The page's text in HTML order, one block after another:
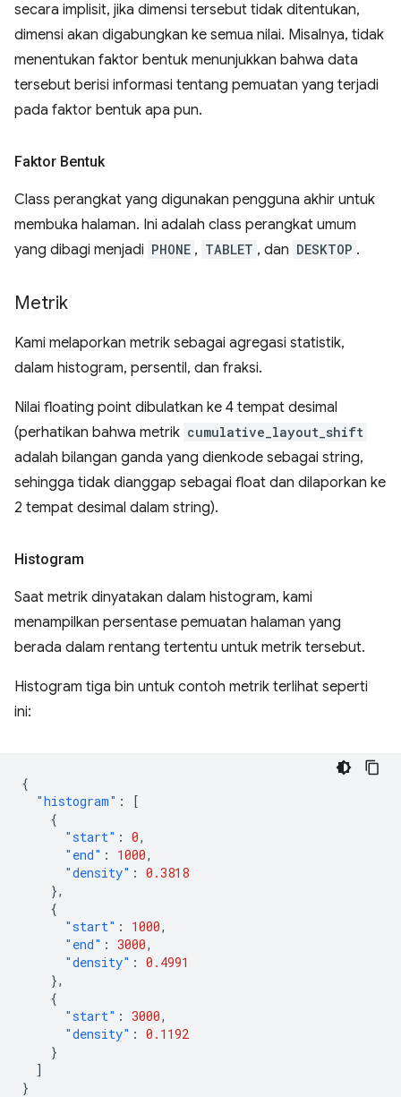
secara implisit, jika dimensi tersebut tidak ditentukan,
dimensi akan digabungkan ke semua nilai. Misalnya, tidak
menentukan faktor bentuk menunjukkan bahwa data
tersebut berisi informasi tentang pemuatan yang terjadi
pada faktor bentuk apa pun.
Faktor Bentuk
Class perangkat yang digunakan pengguna akhir untuk
membuka halaman. Ini adalah class perangkat umum
yang dibagi menjadi PHONE , TABLET , dan DESKTOP .
Metrik
Kami melaporkan metrik sebagai agregasi statistik,
dalam histogram, persentil, dan fraksi.
Nilai floating point dibulatkan ke 4 tempat desimal
(perhatikan bahwa metrik cumulative_layout_shift
adalah bilangan ganda yang dienkode sebagai string,
sehingga tidak dianggap sebagai float dan dilaporkan ke
2 tempat desimal dalam string).
Histogram
Saat metrik dinyatakan dalam histogram, kami
menampilkan persentase pemuatan halaman yang
berada dalam rentang tertentu untuk metrik tersebut.
Histogram tiga bin untuk contoh metrik terlihat seperti
ini:
{
"histogram" :
[
{
"start" : 0,
"end" : 1000,
"density" : 0.3818
},
{
"start" : 1000,
"end" : 3000,
"density" : 0.4991
},
{
"start" : 3000,
"density" : 0.1192
}
]
}